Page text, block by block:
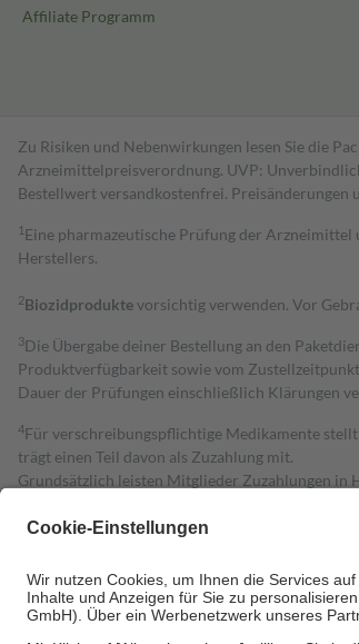
Affiliate Programm
Zu Risiken und Nebenwirkungen lesen Sie die
Arzneimittelpreisverordnung. UVP:
Bestell­wert versand­kosten­frei.
1 Eine pharmazeutische Prüfung der
Herstellers.
2Biozidproduktevorsichtig verwenden. Vor
3Die Übergabe deiner Bestellung an den
Produktverfügbarkeit sowie vom
Dauer der Prüfungen einschließlich Klärungen
4Für verschreibungspflichtige Medikamente
trägt einen Teil davon als Zuzahlung mit.
Grundsätzlich leisten Mitglieder Zuzahlungen in
Diese Regeln gelten grundsätzlich auch für
Um das Engagement der Versicherten für ihre
• Kindern und Jugendlichen bis zum
• Untersuchungen zur Vorsorge und